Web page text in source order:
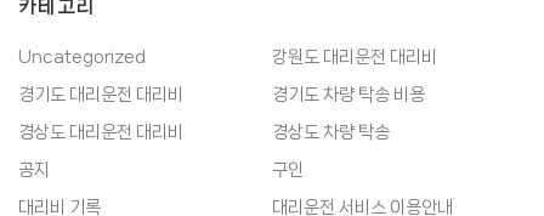
카테고리
Uncategorized
강원도 대리운전 대리비
경기도 대리운전 대리비
경기도 차량 탁송 비용
경상도 대리운전 대리비
경상도 차량 탁송
공지
구인
대리비 기록
대리운전 서비스 이용안내